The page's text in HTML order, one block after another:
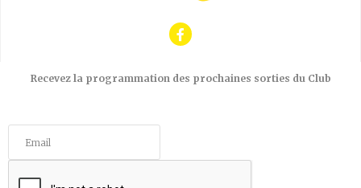
Recevez la programmation des prochaines sorties du Club